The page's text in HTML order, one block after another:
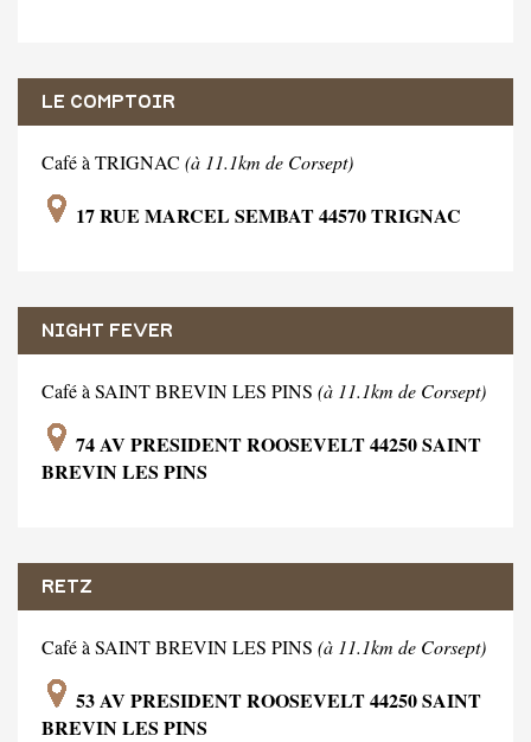
LE COMPTOIR
Café à TRIGNAC (à 11.1km de Corsept)
17 RUE MARCEL SEMBAT 44570 TRIGNAC
NIGHT FEVER
Café à SAINT BREVIN LES PINS (à 11.1km de Corsept)
74 AV PRESIDENT ROOSEVELT 44250 SAINT
BREVIN LES PINS
RETZ
Café à SAINT BREVIN LES PINS (à 11.1km de Corsept)
53 AV PRESIDENT ROOSEVELT 44250 SAINT
BREVIN LES PINS